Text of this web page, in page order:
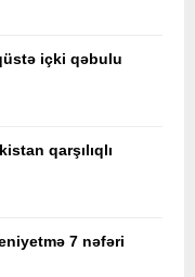
içki qəbulu
qarşılıqlı
7 nəfəri